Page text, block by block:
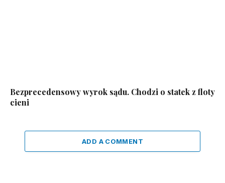
Bezprecedensowy wyrok sądu. Chodzi o statek z floty
cieni
ADD A COMMENT